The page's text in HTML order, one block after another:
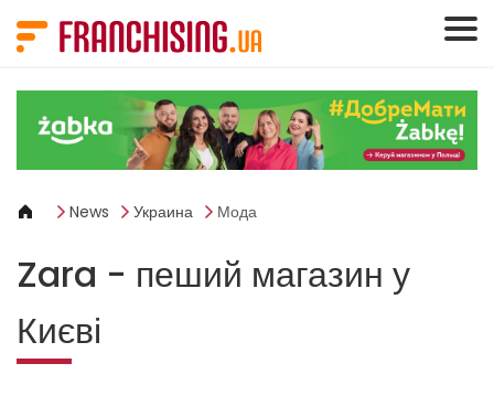
News Украина Мода
Zara - пеший магазин у
Києві